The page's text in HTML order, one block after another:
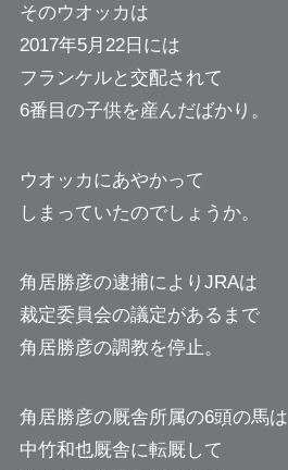
そのウオッカは
2017年5月22日には
フランケルと交配されて
6番目の子供を産んだばかり。
ウオッカにあやかって
しまっていたのでしょうか。
角居勝彦の逮捕によりJRAは
裁定委員会の議定があるまで
角居勝彦の調教を停止。
角居勝彦の厩舎所属の6頭の馬は
中竹和也厩舎に転厩して